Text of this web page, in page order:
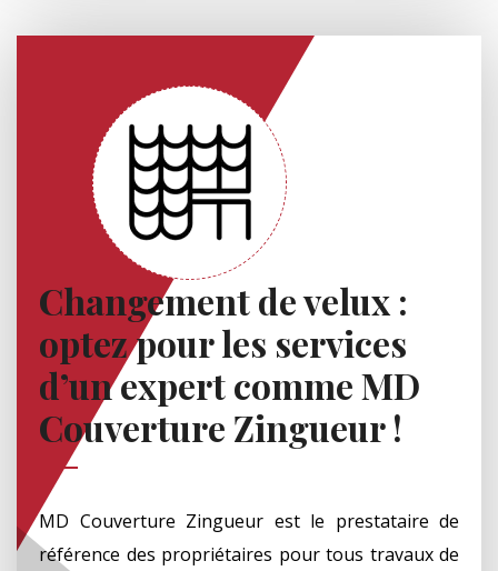
Changement de velux :
optez pour les services
d’un expert comme MD
Couverture Zingueur !
MD Couverture Zingueur est le prestataire de
référence des propriétaires pour tous travaux de